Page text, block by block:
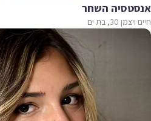
השחר
30, בת ים